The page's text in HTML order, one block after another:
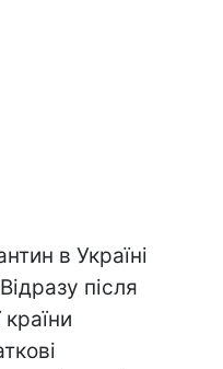
в Україні
після
країни